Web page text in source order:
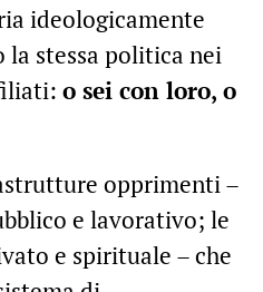
ideologicamente
stessa politica nei
o sei con loro, o
opprimenti –
e lavorativo; le
e spirituale – che